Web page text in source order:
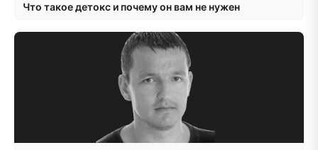
Что такое детокс и почему он вам не нужен